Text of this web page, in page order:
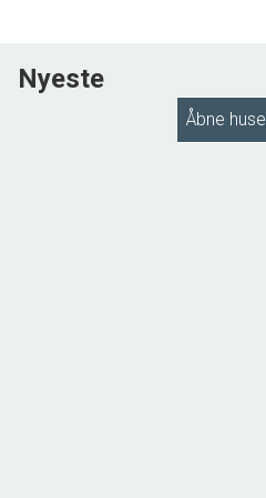
Nyeste
Åbne huse